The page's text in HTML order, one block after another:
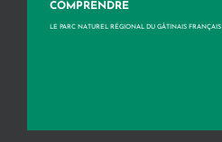
COMPRENDRE
LE PARC NATUREL RÉGIONAL DU GÂTINAIS FRANÇAIS